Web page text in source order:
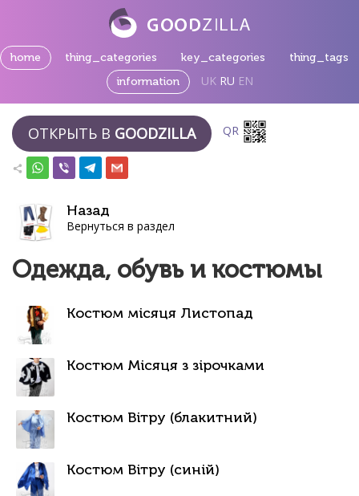
home thing_categories key_categories
thing_tags
information
UK RU EN
ОТКРЫТЬ В GOODZILLA QR
Назад
Вернуться в раздел
Одежда, обувь и костюмы
Костюм місяця Листопад
Костюм Місяця з зірочками
Костюм Вітру (блакитний)
Костюм Вітру (синій)